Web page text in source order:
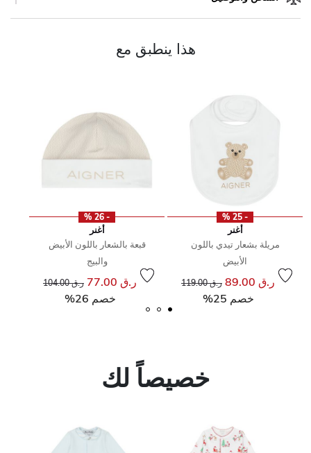
هذا ينطبق مع
سعر مخفض من
- 25 %
أغنر
مريلة بشعار تيدي باللون
الأبيض
ر.ق 89.00 ر.ق 119.00
خصم 25%
- 26 %
أغنر
قبعة بالشعار باللون الأبيض
والبيج
ر.ق 77.00 ر.ق 104.00
خصم 26%
خصيصاً لك